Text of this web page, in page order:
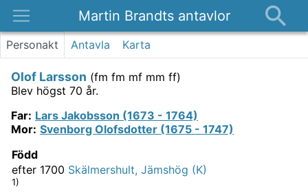
Martin Brandts antavlor
Platser
Om
Kontakt
Personakt Antavla Karta
Olof Larsson (fm fm mf mm ff)
Blev högst 70 år.
Far: Lars Jakobsson (1673 - 1764)
Mor: Svenborg Olofsdotter (1675 - 1747)
Född
efter 1700 Skälmershult, Jämshög (K)
1)